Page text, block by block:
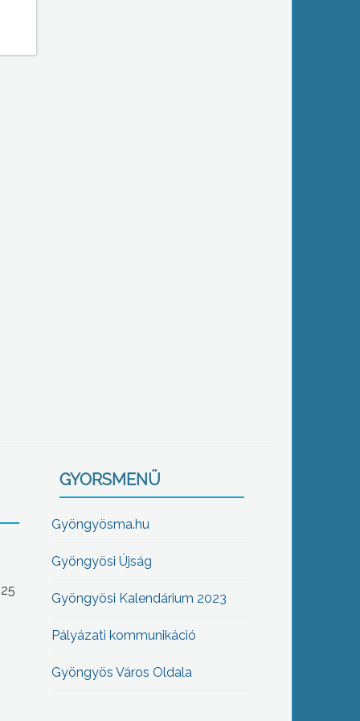
GYORSMENÜ
Gyöngyösma.hu
Gyöngyösi Újság
Gyöngyösi Kalendárium 2023
Pályázati kommunikáció
Gyöngyös Város Oldala